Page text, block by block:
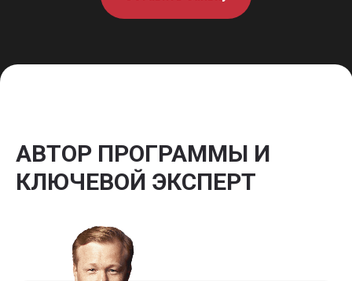
АВТОР ПРОГРАММЫ И
КЛЮЧЕВОЙ ЭКСПЕРТ